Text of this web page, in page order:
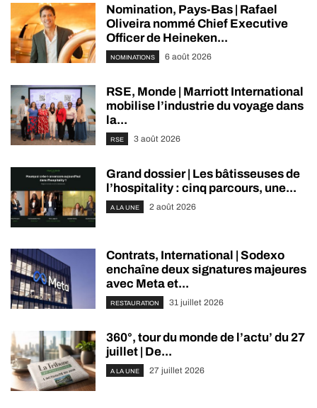
Nomination, Pays-Bas | Rafael
Oliveira nommé Chief Executive
Officer de Heineken...
NOMINATIONS 6 août 2026
RSE, Monde | Marriott International
mobilise l’industrie du voyage dans
la...
RSE 3 août 2026
Grand dossier | Les bâtisseuses de
l’hospitality : cinq parcours, une...
A LA UNE 2 août 2026
Contrats, International | Sodexo
enchaîne deux signatures majeures
avec Meta et...
RESTAURATION 31 juillet 2026
360°, tour du monde de l’actu’ du 27
juillet | De...
A LA UNE 27 juillet 2026